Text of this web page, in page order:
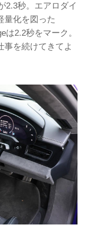
2.3秒。エアロダイ
量化を図った
は2.2秒をマーク。
事を続けてきてよ